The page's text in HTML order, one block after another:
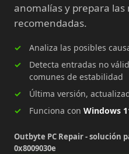
anomalías y prepara las
recomendadas.
Analiza las posibles
Detecta entradas no
comunes de estabilidad
Última versión,
Funciona con Windows
Outbyte PC Repair - solución
0x8009030e